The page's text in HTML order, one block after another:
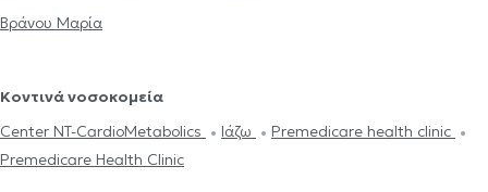
Βράνου Μαρία
Κοντινά νοσοκομεία
Center NT-CardioMetabolics
Ιάζω
Premedicare health clinic
Premedicare Health Clinic